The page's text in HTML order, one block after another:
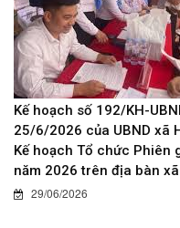
Kế hoạch số 192/KH-
25/6/2026 của UBND xã
Kế hoạch Tổ chức Phiên
năm 2026 trên địa bàn
29/06/2026